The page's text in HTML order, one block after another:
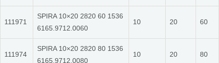
111971
SPIRA 10×20 2820 60 1536
6165.9712.0060
10 20 60
111974
SPIRA 10×20 2820 80 1536
6165.9712.0080
10 20 80